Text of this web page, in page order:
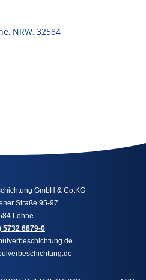
NRW, 32584
GmbH & Co.KG
Straße 95-97
Löhne
5732 6879-0